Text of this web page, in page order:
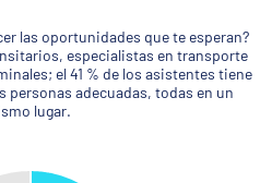
las oportunidades que te esperan?
especialistas en transporte
el 41 % de los asistentes tiene
personas adecuadas, todas en un
lugar.